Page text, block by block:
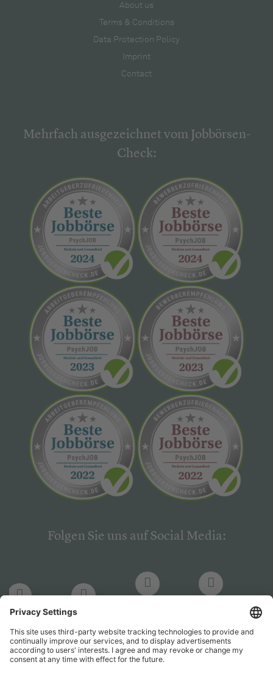
About us
Terms & Conditions
Data Protection Policy
Imprint
Contact
Mehrfach ausgezeichnet vom Jobbörsen-
Check:
Folgen Sie uns auf Social Media:
LinkedIn
PsychJOB PsychJOB
Hogrefe
Verlag
Hogrefe
Verlag